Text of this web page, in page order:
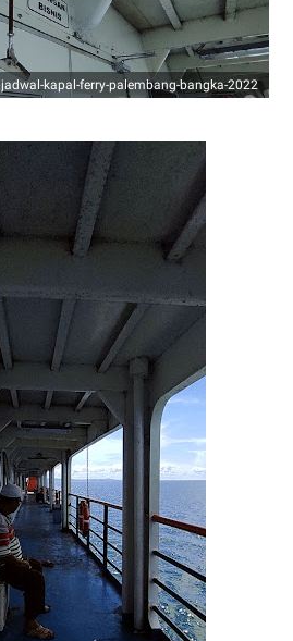
jadwal-kapal-ferry-palembang-bangka-2022